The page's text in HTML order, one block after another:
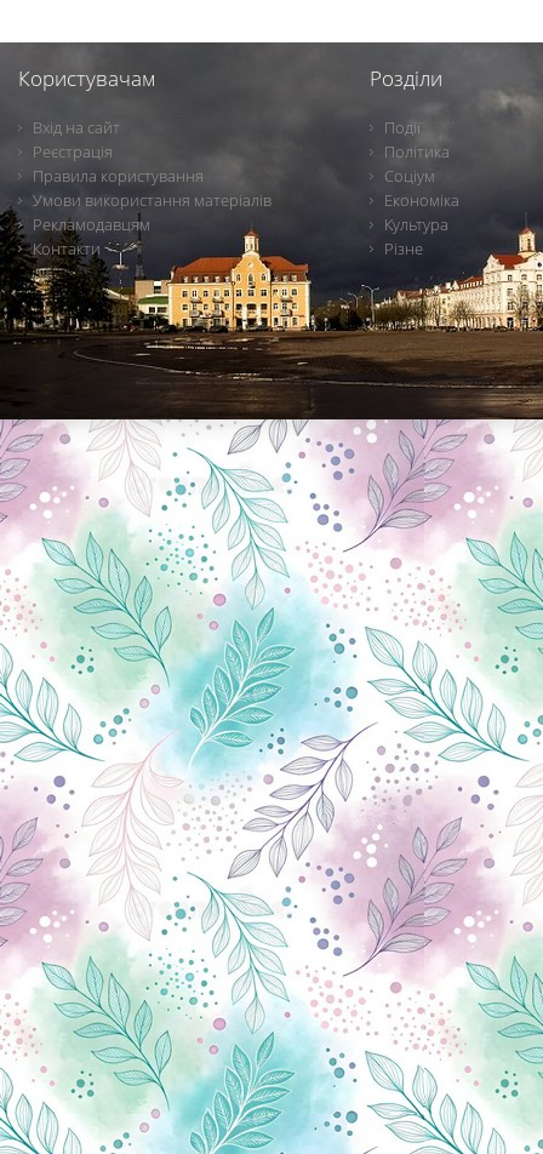
Користувачам
Вхід на сайт
Реєстрація
Правила користування
Умови використання матеріалів
Рекламодавцям
Контакти
Розділи
Події
Політика
Соціум
Економіка
Культура
Різне
Новини Чернігова, Чернігівські новини, Чернігівський формат, новини Чернігова, події в Чернігові: політика, економіка, аналітика, культура, відеоновини, екологія, спортивний Чернігів, туризм, Чернігів